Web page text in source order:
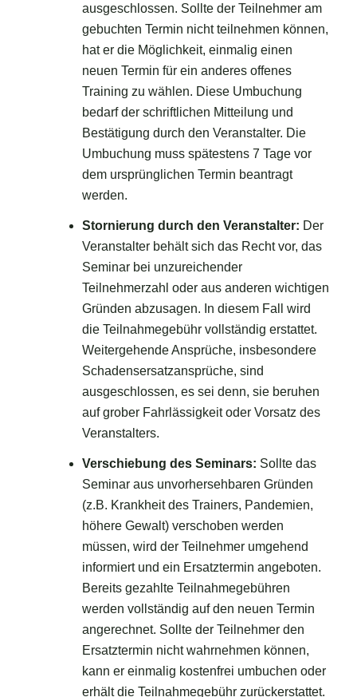
ausgeschlossen. Sollte der Teilnehmer am
gebuchten Termin nicht teilnehmen können,
hat er die Möglichkeit, einmalig einen
neuen Termin für ein anderes offenes
Training zu wählen. Diese Umbuchung
bedarf der schriftlichen Mitteilung und
Bestätigung durch den Veranstalter. Die
Umbuchung muss spätestens 7 Tage vor
dem ursprünglichen Termin beantragt
werden.
Stornierung durch den Veranstalter: Der
Veranstalter behält sich das Recht vor, das
Seminar bei unzureichender
Teilnehmerzahl oder aus anderen wichtigen
Gründen abzusagen. In diesem Fall wird
die Teilnahmegebühr vollständig erstattet.
Weitergehende Ansprüche, insbesondere
Schadensersatzansprüche, sind
ausgeschlossen, es sei denn, sie beruhen
auf grober Fahrlässigkeit oder Vorsatz des
Veranstalters.
Verschiebung des Seminars: Sollte das
Seminar aus unvorhersehbaren Gründen
(z.B. Krankheit des Trainers, Pandemien,
höhere Gewalt) verschoben werden
müssen, wird der Teilnehmer umgehend
informiert und ein Ersatztermin angeboten.
Bereits gezahlte Teilnahmegebühren
werden vollständig auf den neuen Termin
angerechnet. Sollte der Teilnehmer den
Ersatztermin nicht wahrnehmen können,
kann er einmalig kostenfrei umbuchen oder
erhält die Teilnahmegebühr zurückerstattet.